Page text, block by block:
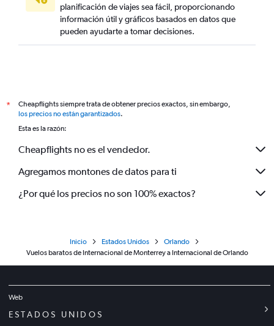
planificación de viajes sea fácil, proporcionando
información útil y gráficos basados en datos que
pueden ayudarte a tomar decisiones.
*
Cheapflights siempre trata de obtener precios exactos, sin embargo,
los precios no están garantizados.
Esta es la razón:
Cheapflights no es el vendedor.
Agregamos montones de datos para ti
¿Por qué los precios no son 100% exactos?
Inicio Estados Unidos
Orlando
Vuelos baratos de Internacional de Monterrey a Internacional de Orlando
Web
ESTADOS UNIDOS